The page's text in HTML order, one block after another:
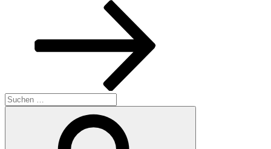
Suchen
nach: